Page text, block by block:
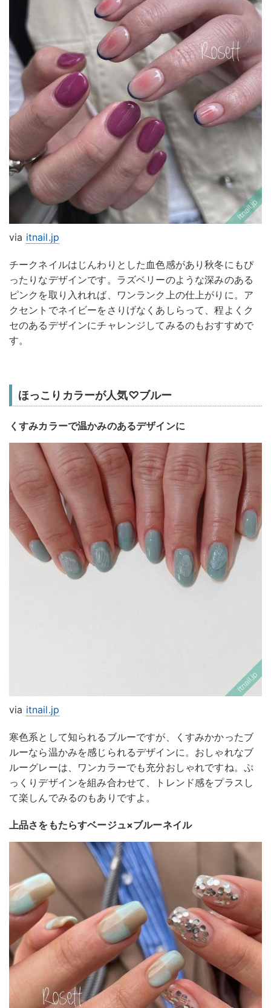
via itnail.jp
チークネイルはじんわりとした血色感があり秋冬にもぴ
ったりなデザインです。ラズベリーのような深みのある
ピンクを取り入れれば、ワンランク上の仕上がりに。ア
クセントでネイビーをさりげなくあしらって、程よくク
セのあるデザインにチャレンジしてみるのもおすすめで
す。
ほっこりカラーが人気♡ブルー
くすみカラーで温かみのあるデザインに
via itnail.jp
寒色系として知られるブルーですが、くすみかかったブ
ルーなら温かみを感じられるデザインに。おしゃれなブ
ルーグレーは、ワンカラーでも充分おしゃれですね。ぷ
っくりデザインを組み合わせて、トレンド感をプラスし
て楽しんでみるのもありですよ。
上品さをもたらすベージュ×ブルーネイル